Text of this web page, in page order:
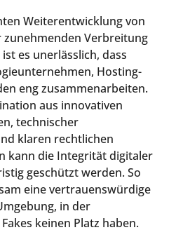
Weiterentwicklung von
zunehmenden Verbreitung
es unerlässlich, dass
Hosting-
eng zusammenarbeiten.
aus innovativen
technischer
klaren rechtlichen
kann die Integrität digitaler
geschützt werden. So
eine vertrauenswürdige
in der
keinen Platz haben.